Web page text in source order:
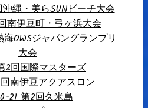
縄・美らSUNビーチ大会
南伊豆町・弓ヶ浜大会
OWSジャパングランプリ
大会
2回国際マスターズ
南伊豆アクアスロン
21 第2回久米島